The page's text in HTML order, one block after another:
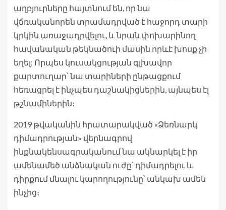
աղբյուրները հայտնում են, որ նա
վճռականորեն տրամադրված է հաջորդ տարի
կրկին առաջադրվելու, և նրան փոխարինող
հավանական թեկնածուի մասին որևէ խոսք չի
եղել: Որպես կուսակցության գլխավոր
քարտուղար՝ նա տարիների ընթացքում
հեռացրել է ինչպես դաշնակիցներին, այնպես էլ
թշնամիներին։
2019 թվականին հրատարակված «Ձեռնարկ
դիմադրության» վերնագրով
ինքնակենսագրականում նա ակնարկել է իր
ամենամեծ անձնական ուժը՝ դիմադրելու և
դիրքում մնալու կարողությունը՝ անկախ ամեն
ինչից։